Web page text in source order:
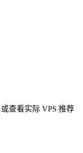
查看实际 VPS 推荐